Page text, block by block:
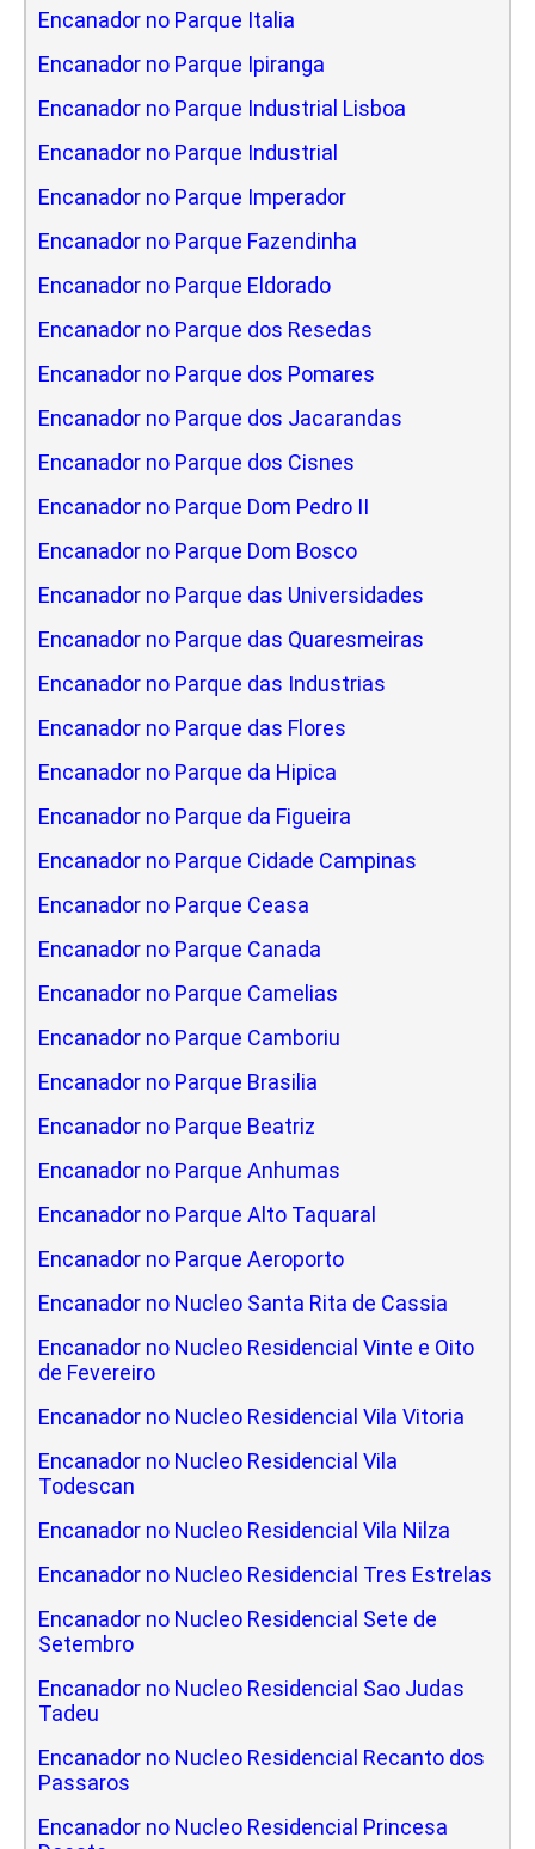
Encanador no Parque Italia
Encanador no Parque Ipiranga
Encanador no Parque Industrial Lisboa
Encanador no Parque Industrial
Encanador no Parque Imperador
Encanador no Parque Fazendinha
Encanador no Parque Eldorado
Encanador no Parque dos Resedas
Encanador no Parque dos Pomares
Encanador no Parque dos Jacarandas
Encanador no Parque dos Cisnes
Encanador no Parque Dom Pedro II
Encanador no Parque Dom Bosco
Encanador no Parque das Universidades
Encanador no Parque das Quaresmeiras
Encanador no Parque das Industrias
Encanador no Parque das Flores
Encanador no Parque da Hipica
Encanador no Parque da Figueira
Encanador no Parque Cidade Campinas
Encanador no Parque Ceasa
Encanador no Parque Canada
Encanador no Parque Camelias
Encanador no Parque Camboriu
Encanador no Parque Brasilia
Encanador no Parque Beatriz
Encanador no Parque Anhumas
Encanador no Parque Alto Taquaral
Encanador no Parque Aeroporto
Encanador no Nucleo Santa Rita de Cassia
Encanador no Nucleo Residencial Vinte e Oito
de Fevereiro
Encanador no Nucleo Residencial Vila Vitoria
Encanador no Nucleo Residencial Vila
Todescan
Encanador no Nucleo Residencial Vila Nilza
Encanador no Nucleo Residencial Tres Estrelas
Encanador no Nucleo Residencial Sete de
Setembro
Encanador no Nucleo Residencial Sao Judas
Tadeu
Encanador no Nucleo Residencial Recanto dos
Passaros
Encanador no Nucleo Residencial Princesa